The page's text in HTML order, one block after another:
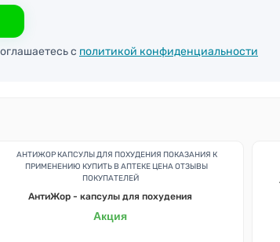
с политикой конфиденциальности
АнтиЖор - капсулы для похудения
Акция